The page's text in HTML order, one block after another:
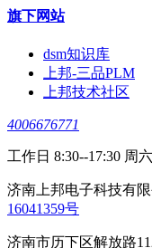
旗下网站
dsm知识库
上邦-三品PLM
上邦技术社区
4006676771
工作日 8:30--17:30 周
济南上邦电子科技有
16041359号
济南市历下区解放路